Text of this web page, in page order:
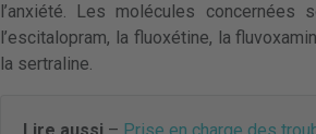
l’anxiété. Les molécules concernées
l’escitalopram, la fluoxétine, la
la sertraline.